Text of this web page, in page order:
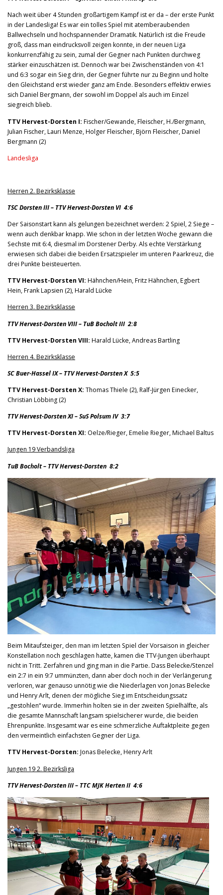
Nach weit über 4 Stunden großartigem Kampf ist er da – der erste Punkt
in der Landesliga! Es war ein tolles Spiel mit atemberaubenden
Ballwechseln und hochspannender Dramatik. Natürlich ist die Freude
groß, dass man eindrucksvoll zeigen konnte, in der neuen Liga
konkurrenzfähig zu sein, zumal der Gegner nach Punkten durchweg
stärker einzuschätzen ist. Dennoch war bei Zwischenständen von 4:1
und 6:3 sogar ein Sieg drin, der Gegner führte nur zu Beginn und holte
den Gleichstand erst wieder ganz am Ende. Besonders effektiv erwies
sich Daniel Bergmann, der sowohl im Doppel als auch im Einzel
siegreich blieb.
TTV Hervest-Dorsten I: Fischer/Gewande, Fleischer, H./Bergmann,
Julian Fischer, Lauri Menze, Holger Fleischer, Björn Fleischer, Daniel
Bergmann (2)
Landesliga
Herren 2. Bezirksklasse
TSC Dorsten III – TTV Hervest-Dorsten VI 4:6
Der Saisonstart kann als gelungen bezeichnet werden: 2 Spiel, 2 Siege –
wenn auch denkbar knapp. Wie schon in der letzten Woche gewann die
Sechste mit 6:4, diesmal im Dorstener Derby. Als echte Verstärkung
erwiesen sich dabei die beiden Ersatzspieler im unteren Paarkreuz, die
drei Punkte beisteuerten.
TTV Hervest-Dorsten VI: Hähnchen/Hein, Fritz Hähnchen, Egbert
Hein, Frank Lapsien (2), Harald Lücke
Herren 3. Bezirksklasse
TTV Hervest-Dorsten VIII – TuB Bocholt III 2:8
TTV Hervest-Dorsten VIII: Harald Lücke, Andreas Bartling
Herren 4. Bezirksklasse
SC Buer-Hassel IX – TTV Hervest-Dorsten X 5:5
TTV Hervest-Dorsten X: Thomas Thiele (2), Ralf-Jürgen Einecker,
Christian Löbbing (2)
TTV Hervest-Dorsten XI – SuS Polsum IV 3:7
TTV Hervest-Dorsten XI: Oelze/Rieger, Emelie Rieger, Michael Baltus
Jungen 19 Verbandsliga
TuB Bocholt – TTV Hervest-Dorsten 8:2
Beim Mitaufsteiger, den man im letzten Spiel der Vorsaison in gleicher
Konstellation noch geschlagen hatte, kamen die TTV-Jungen überhaupt
nicht in Tritt. Zerfahren und ging man in die Partie. Dass Belecke/Stenzel
ein 2:7 in ein 9:7 ummünzten, dann aber doch noch in der Verlängerung
verloren, war genauso unnötig wie die Niederlagen von Jonas Belecke
und Henry Arlt, denen der mögliche Sieg im Entscheidungssatz
„gestohlen“ wurde. Immerhin holten sie in der zweiten Spielhälfte, als
die gesamte Mannschaft langsam spielsicherer wurde, die beiden
Ehrenpunkte. Insgesamt war es eine schmerzliche Auftaktpleite gegen
den vermeintlich einfachsten Gegner der Liga.
TTV Hervest-Dorsten: Jonas Belecke, Henry Arlt
Jungen 19 2. Bezirksliga
TTV Hervest-Dorsten III – TTC MJK Herten II 4:6